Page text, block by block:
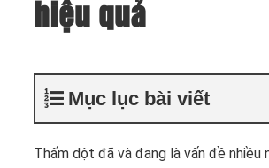
hiệu quả
Mục lục bài viết
Thấm dột đã và đang là vấn đề nhiều